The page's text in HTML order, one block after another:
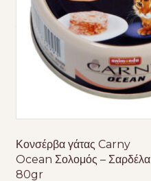
Κονσέρβα γάτας Carny
Ocean Σολομός – Σαρδέλα
80gr